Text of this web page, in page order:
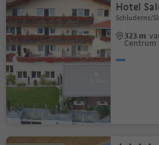
Hotel
Schluderns/
323 m
Centrum